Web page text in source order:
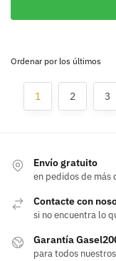
1 2 3
Envío gratuito
en pedidos de más
Contacte con
si no encuentra lo
Garantía
para todos